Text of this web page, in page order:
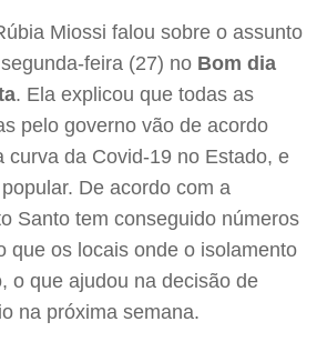
Miossi falou sobre o assunto
feira (27) no Bom dia
. Ela explicou que todas as
pelo governo vão de acordo
curva da Covid-19 no Estado, e
De acordo com a
Santo tem conseguido números
que os locais onde o isolamento
o que ajudou na decisão de
na próxima semana.